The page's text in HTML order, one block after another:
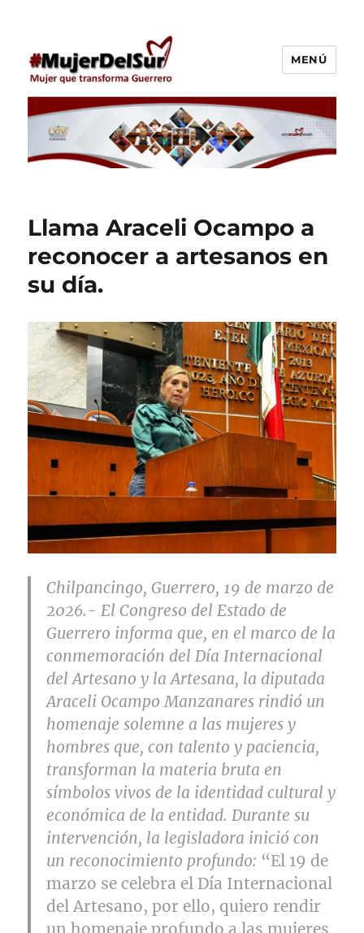
Araceli Ocampo Manzanares
MENÚ
Llama Araceli Ocampo a
reconocer a artesanos en
su día.
Chilpancingo, Guerrero, 19 de marzo de
2026.- El Congreso del Estado de
Guerrero informa que, en el marco de la
conmemoración del Día Internacional
del Artesano y la Artesana, la diputada
Araceli Ocampo Manzanares rindió un
homenaje solemne a las mujeres y
hombres que, con talento y paciencia,
transforman la materia bruta en
símbolos vivos de la identidad cultural y
económica de la entidad. Durante su
intervención, la legisladora inició con
un reconocimiento profundo: “El 19 de
marzo se celebra el Día Internacional
del Artesano, por ello, quiero rendir
un homenaje profundo a las mujeres